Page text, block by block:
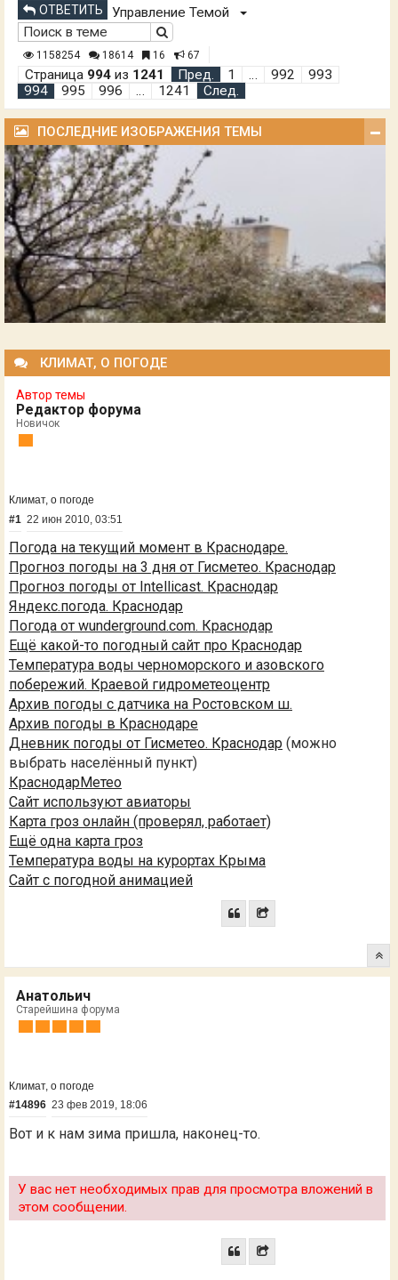
ОТВЕТИТЬ Управление Темой
1158254 18614 16 67
Страница 994 из 1241 Пред. 1 … 992
993
994
995 996 … 1241 След.
ПОСЛЕДНИЕ ИЗОБРАЖЕНИЯ ТЕМЫ
КЛИМАТ, О ПОГОДЕ
Автор темы
Редактор форума
Новичок
Климат, о погоде
#1 22 июн 2010, 03:51
Погода на текущий момент в Краснодаре.
Прогноз погоды на 3 дня от Гисметео. Краснодар
Прогноз погоды от Intellicast. Краснодар
Яндекс.погода. Краснодар
Погода от wunderground.com. Краснодар
Ещё какой-то погодный сайт про Краснодар
Температура воды черноморского и азовского
побережий. Краевой гидрометеоцентр
Архив погоды с датчика на Ростовском ш.
Архив погоды в Краснодаре
Дневник погоды от Гисметео. Краснодар (можно
выбрать населённый пункт)
КраснодарМетео
Сайт используют авиаторы
Карта гроз онлайн (проверял, работает)
Ещё одна карта гроз
Температура воды на курортах Крыма
Сайт с погодной анимацией
Анатольич
Старейшина форума
Климат, о погоде
#14896 23 фев 2019, 18:06
Вот и к нам зима пришла, наконец-то.
У вас нет необходимых прав для просмотра вложений в
этом сообщении.